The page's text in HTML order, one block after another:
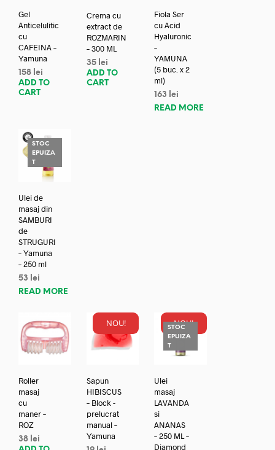
Gel
Anticelulitic
cu
CAFEINA –
Yamuna
158 lei
ADD TO
CART
Crema cu
extract de
ROZMARIN
– 300 ML
35 lei
ADD TO
CART
Fiola Ser
cu Acid
Hyaluronic
–
YAMUNA
(5 buc. x 2
ml)
163
lei
READ MORE
STOC
EPUIZA
T
Ulei de
masaj din
SAMBURI
de
STRUGURI
– Yamuna
– 250 ml
53
lei
READ MORE
Roller
masaj
cu
maner –
ROZ
38 lei
NOU!
Sapun
HIBISCUS
– Block -
prelucrat
manual –
Yamuna
NOU!
STOC
EPUIZA
T
Ulei
masaj
LAVANDA
si
ANANAS
– 250 ML –
Diamond